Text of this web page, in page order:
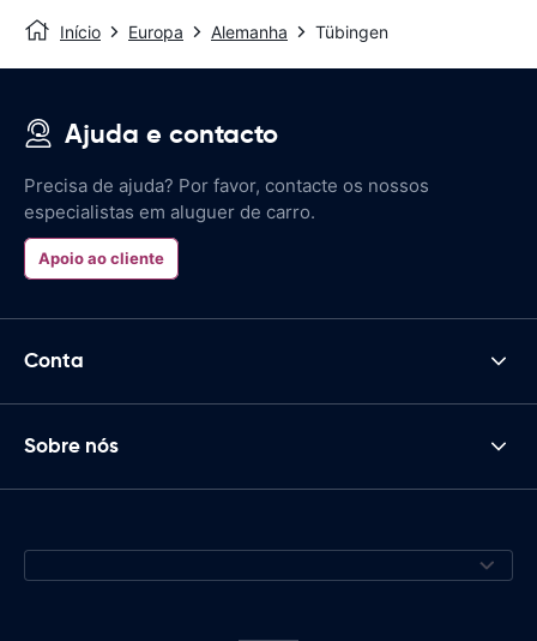
Início Europa Alemanha Tübingen
Ajuda e contacto
Precisa de ajuda? Por favor, contacte os nossos
especialistas em aluguer de carro.
Apoio ao cliente
Conta
Sobre nós